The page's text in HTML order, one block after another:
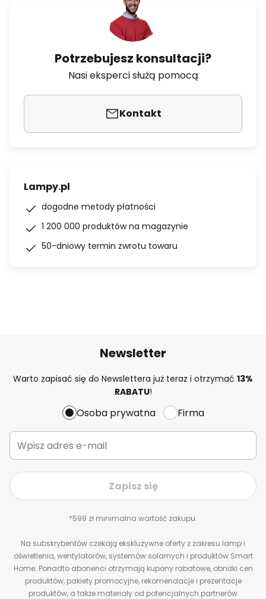
Potrzebujesz konsultacji?
Nasi eksperci służą pomocą
Kontakt
Lampy.pl
dogodne metody płatności
1 200 000 produktów na magazynie
50-dniowy termin zwrotu towaru
Newsletter
Warto zapisać się do Newslettera już teraz i otrzymać 13%
RABATU!
Osoba prywatna Firma
Zapisz się
*599 zł minimalna wartość zakupu.
Na subskrybentów czekają ekskluzywne oferty z zakresu lamp i
oświetlenia, wentylatorów, systemów solarnych i produktów Smart
Home. Ponadto abonenci otrzymają kupony rabatowe, obniżki cen
produktów, pakiety promocyjne, rekomendacje i prezentacje
produktów, a także materiały od potencjalnych partnerów